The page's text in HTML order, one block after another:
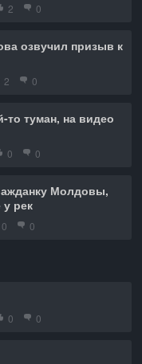
2 0
озвучил призыв к
2 0
то туман, на видео
0 0
Молдовы,
рек
0 0
0 0